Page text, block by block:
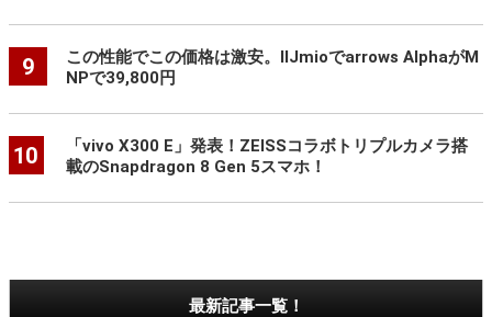
9
この性能でこの価格は激安。IIJmioでarrows AlphaがM
NPで39,800円
10
「vivo X300 E」発表！ZEISSコラボトリプルカメラ搭
載のSnapdragon 8 Gen 5スマホ！
最新記事一覧！